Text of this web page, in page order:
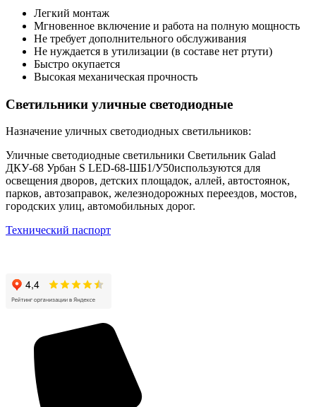
Легкий монтаж
Мгновенное включение и работа на полную мощность
Не требует дополнительного обслуживания
Не нуждается в утилизации (в составе нет ртути)
Быстро окупается
Высокая механическая прочность
Светильники уличные светодиодные
Назначение уличных светодиодных светильников:
Уличные светодиодные светильники Светильник Galad
ДКУ-68 Урбан S LED-68-ШБ1/У50используются для
освещения дворов, детских площадок, аллей, автостоянок,
парков, автозаправок, железнодорожных переездов, мостов,
городских улиц, автомобильных дорог.
Технический паспорт